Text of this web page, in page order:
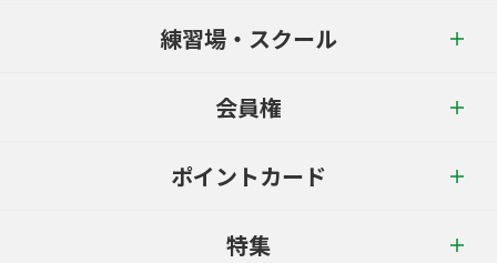
練習場・スクール
会員権
ポイントカード
特集